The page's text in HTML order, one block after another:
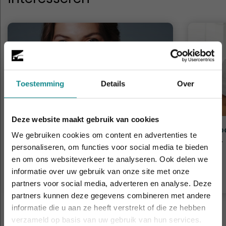
Toestemming Details Over
Deze website maakt gebruik van cookies
We gebruiken cookies om content en advertenties te
personaliseren, om functies voor social media te bieden
en om ons websiteverkeer te analyseren. Ook delen we
informatie over uw gebruik van onze site met onze
partners voor social media, adverteren en analyse. Deze
partners kunnen deze gegevens combineren met andere
informatie die u aan ze heeft verstrekt of die ze hebben
verzameld op basis van uw gebruik van hun services.
Dermaplaning
Duur
1 dag
Prijs
€ 329
Meer informatie
Duur
Prijs
Laatste week! 10% korting t.e.m. 15 augustus,
daarna eindigt de zomeractie definitief.
Sluiten